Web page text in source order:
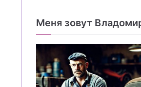
Меня зовут